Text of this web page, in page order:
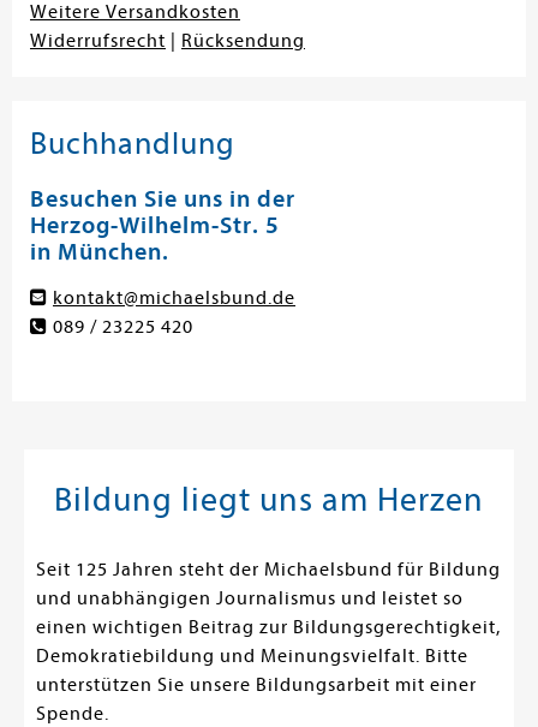
Weitere Versandkosten
Widerrufsrecht
Rücksendung
Buchhandlung
Besuchen Sie uns in der
Herzog-Wilhelm-Str. 5
in München.
kontakt@michaelsbund.de
089 / 23225 420
Bildung liegt uns am Herzen
Seit 125 Jahren steht der Michaelsbund für Bildung
und unabhängigen Journalismus und leistet so
einen wichtigen Beitrag zur Bildungsgerechtigkeit,
Demokratiebildung und Meinungsvielfalt. Bitte
unterstützen Sie unsere Bildungsarbeit mit einer
Spende.